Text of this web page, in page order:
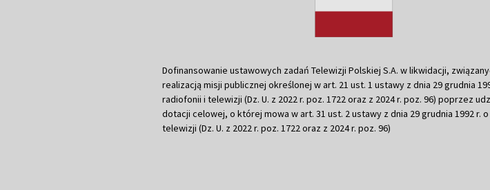
Dofinansowanie ustawowych zadań Telewizji Polskiej S.A. w likwidacji,
realizacją misji publicznej określonej w art. 21 ust. 1 ustawy z dnia 29 grudnia
radiofonii i telewizji (Dz. U. z 2022 r. poz. 1722 oraz z 2024 r. poz. 96) poprzez
dotacji celowej, o której mowa w art. 31 ust. 2 ustawy z dnia 29 grudnia 1992 r.
telewizji (Dz. U. z 2022 r. poz. 1722 oraz z 2024 r. poz. 96)